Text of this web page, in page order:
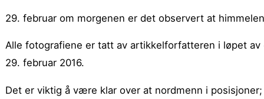
29. februar om morgenen er det observert at
Alle fotografiene er tatt av artikkelforfatteren i løpet
29. februar 2016.
Det er viktig å være klar over at nordmenn i